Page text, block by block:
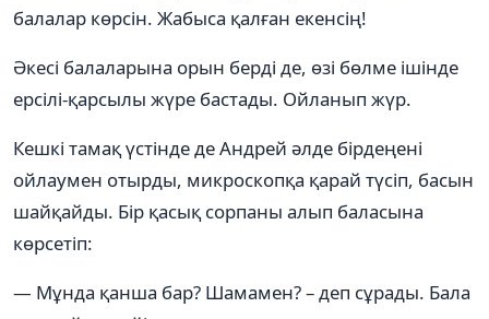
балалар көрсін. Жабыса қалған екенсің!
Әкесі балаларына орын берді де, өзі бөлме ішінде
ерсілі-қарсылы жүре бастады. Ойланып жүр.
Кешкі тамақ үстінде де Андрей әлде бірдеңені
ойлаумен отырды, микроскопқа қарай түсіп, басын
шайқайды. Бір қасық сорпаны алып баласына
көрсетіп:
— Мұнда қанша бар? Шамамен? – деп сұрады. Бала